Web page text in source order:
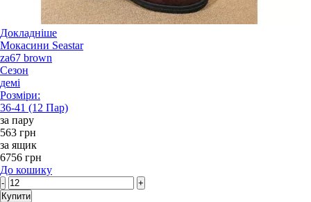
Докладніше
Мокасини Seastar
za67 brown
Сезон
демі
Розміри:
36-41 (12 Пар)
за пару
563 грн
за ящик
6756 грн
До кошику
-
+
Купити